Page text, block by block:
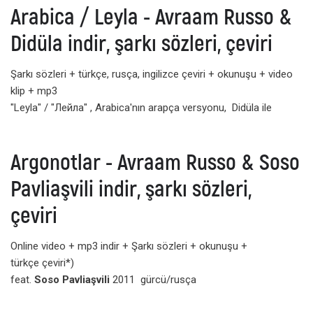
Arabica / Leyla - Avraam Russo &
Didüla indir, şarkı sözleri, çeviri
Şarkı sözleri + türkçe, rusça, ingilizce çeviri + okunuşu + video
klip + mp3
"Leyla" / "Лейла" , Arabica'nın arapça versyonu, Didüla ile
Argonotlar - Avraam Russo & Soso
Pavliaşvili indir, şarkı sözleri,
çeviri
Online video + mp3 indir + Şarkı sözleri + okunuşu +
türkçe çeviri*)
feat. Soso Pavliaşvili 2011 gürcü/rusça